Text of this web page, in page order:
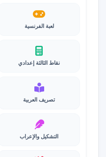
لعبة الفرنسية
نقاط الثالثة إعدادي
تصريف العربية
التشكيل والإعراب